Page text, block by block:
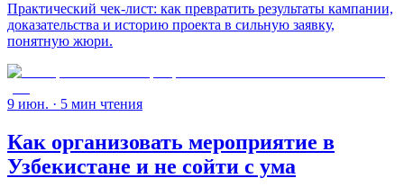
Практический чек-лист: как превратить результаты кампании,
доказательства и историю проекта в сильную заявку,
понятную жюри.
9 июн. · 5 мин чтения
Как организовать мероприятие в
Узбекистане и не сойти с ума